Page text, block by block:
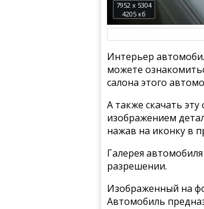
7952 x 5304
4205 кб
Интерьер
можете
салона этого
А также скачать
изображением
нажав на иконку в
Галерея
разрешении.
Изображенный на
Автомобиль